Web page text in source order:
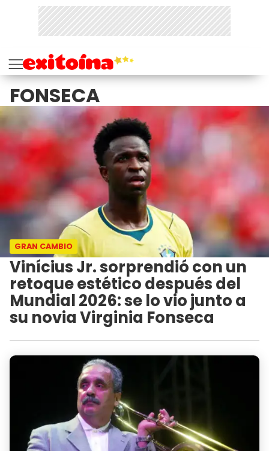
FONSECA
GRAN CAMBIO
Vinícius Jr. sorprendió con un
retoque estético después del
Mundial 2026: se lo vio junto a
su novia Virginia Fonseca